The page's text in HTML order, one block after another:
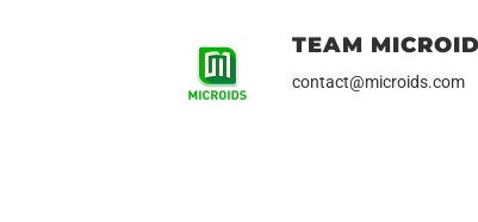
TEAM
contact@microids.com